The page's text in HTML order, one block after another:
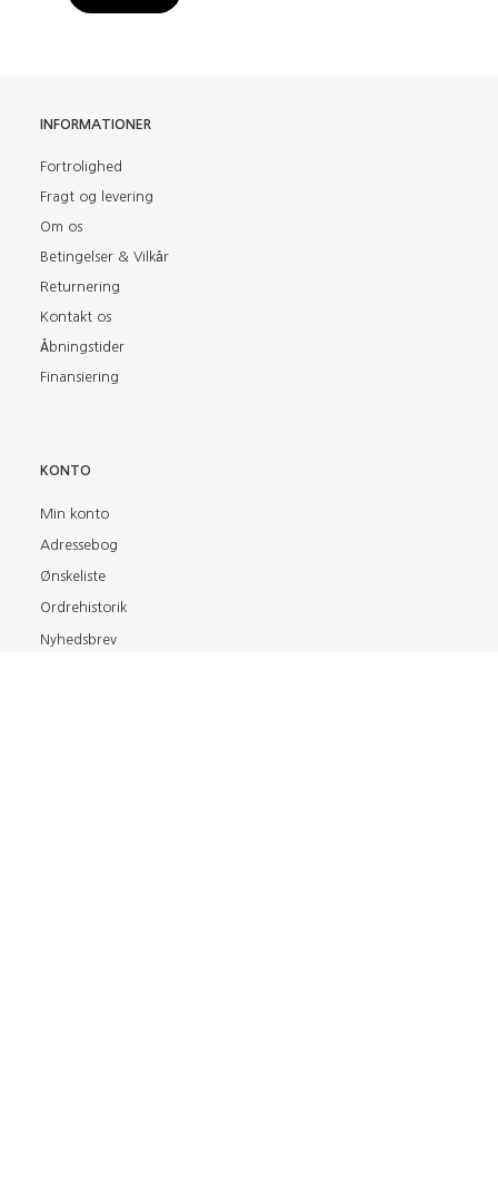
INFORMATIONER
Fortrolighed
Fragt og levering
Om os
Betingelser & Vilkår
Returnering
Kontakt os
Åbningstider
Finansiering
KONTO
Min konto
Adressebog
Ønskeliste
Ordrehistorik
Nyhedsbrev